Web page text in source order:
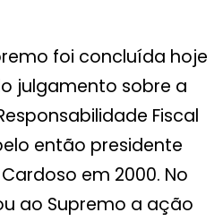
foi concluída hoje
julgamento sobre a
Fiscal
então presidente
em 2000. No
ao Supremo a ação